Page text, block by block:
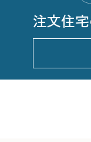
注文住